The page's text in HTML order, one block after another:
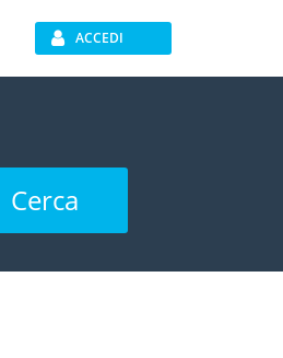
ACCEDI
Cerca